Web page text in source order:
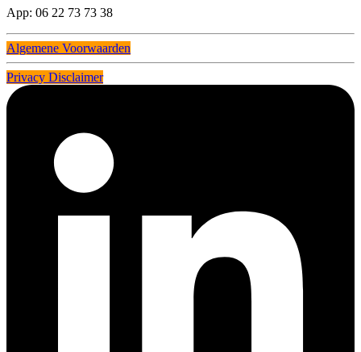
App: 06 22 73 73 38
Algemene Voorwaarden
Privacy Disclaimer